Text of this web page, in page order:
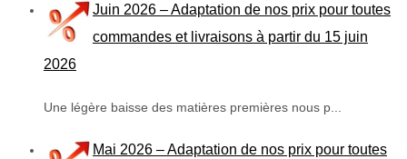
Juin 2026 – Adaptation de nos prix pour toutes
commandes et livraisons à partir du 15 juin
2026
Une légère baisse des matières premières nous p...
Mai 2026 – Adaptation de nos prix pour toutes